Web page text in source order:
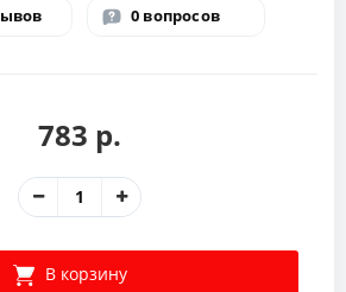
0 вопросов
783 р.
В корзину